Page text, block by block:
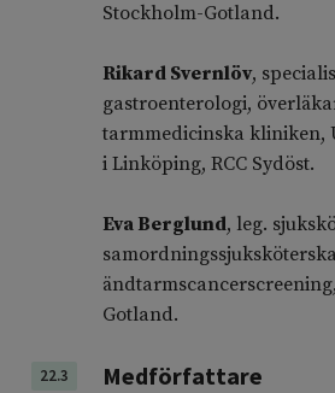
Stockholm-Gotland.
Rikard Svernlöv,
gastroenterologi,
tarmmedicinska kliniken,
i Linköping, RCC Sydöst.
Eva Berglund, leg.
Gotland.
22.3 Medförfattare